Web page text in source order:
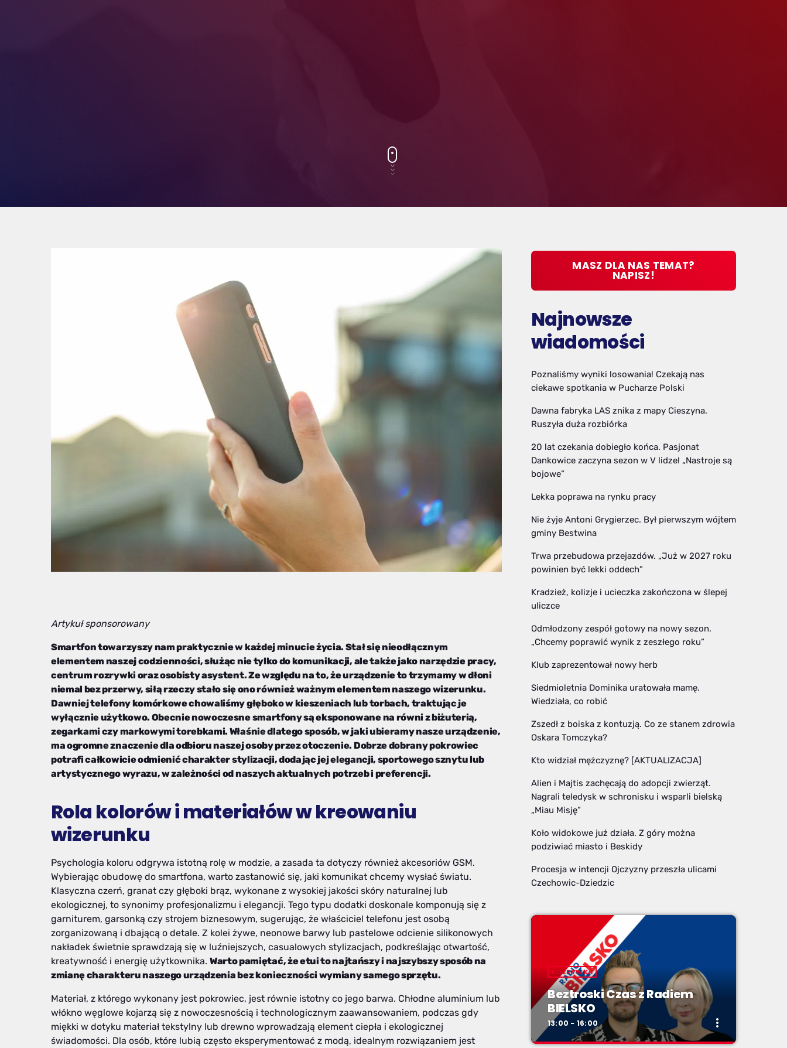
Artykuł sponsorowany
Smartfon towarzyszy nam praktycznie w każdej minucie życia. Stał się nieodłącznym
elementem naszej codzienności, służąc nie tylko do komunikacji, ale także jako narzędzie pracy,
centrum rozrywki oraz osobisty asystent. Ze względu na to, że urządzenie to trzymamy w dłoni
niemal bez przerwy, siłą rzeczy stało się ono również ważnym elementem naszego wizerunku.
Dawniej telefony komórkowe chowaliśmy głęboko w kieszeniach lub torbach, traktując je
wyłącznie użytkowo. Obecnie nowoczesne smartfony są eksponowane na równi z biżuterią,
zegarkami czy markowymi torebkami. Właśnie dlatego sposób, w jaki ubieramy nasze urządzenie,
ma ogromne znaczenie dla odbioru naszej osoby przez otoczenie. Dobrze dobrany pokrowiec
potrafi całkowicie odmienić charakter stylizacji, dodając jej elegancji, sportowego sznytu lub
artystycznego wyrazu, w zależności od naszych aktualnych potrzeb i preferencji.
Rola kolorów i materiałów w kreowaniu
wizerunku
Psychologia koloru odgrywa istotną rolę w modzie, a zasada ta dotyczy również akcesoriów GSM.
Wybierając obudowę do smartfona, warto zastanowić się, jaki komunikat chcemy wysłać światu.
Klasyczna czerń, granat czy głęboki brąz, wykonane z wysokiej jakości skóry naturalnej lub
ekologicznej, to synonimy profesjonalizmu i elegancji. Tego typu dodatki doskonale komponują się z
garniturem, garsonką czy strojem biznesowym, sugerując, że właściciel telefonu jest osobą
zorganizowaną i dbającą o detale. Z kolei żywe, neonowe barwy lub pastelowe odcienie silikonowych
nakładek świetnie sprawdzają się w luźniejszych, casualowych stylizacjach, podkreślając otwartość,
kreatywność i energię użytkownika. Warto pamiętać, że etui to najtańszy i najszybszy sposób na
zmianę charakteru naszego urządzenia bez konieczności wymiany samego sprzętu.
Materiał, z którego wykonany jest pokrowiec, jest równie istotny co jego barwa. Chłodne aluminium lub
włókno węglowe kojarzą się z nowoczesnością i technologicznym zaawansowaniem, podczas gdy
miękki w dotyku materiał tekstylny lub drewno wprowadzają element ciepła i ekologicznej
świadomości. Dla osób, które lubią często eksperymentować z modą, idealnym rozwiązaniem jest
MASZ DLA NAS TEMAT?
NAPISZ!
Najnowsze
wiadomości
Poznaliśmy wyniki losowania! Czekają nas
ciekawe spotkania w Pucharze Polski
Dawna fabryka LAS znika z mapy Cieszyna.
Ruszyła duża rozbiórka
20 lat czekania dobiegło końca. Pasjonat
Dankowice zaczyna sezon w V lidze! „Nastroje są
bojowe”
Lekka poprawa na rynku pracy
Nie żyje Antoni Grygierzec. Był pierwszym wójtem
gminy Bestwina
Trwa przebudowa przejazdów. „Już w 2027 roku
powinien być lekki oddech”
Kradzież, kolizje i ucieczka zakończona w ślepej
uliczce
Odmłodzony zespół gotowy na nowy sezon.
„Chcemy poprawić wynik z zeszłego roku”
Klub zaprezentował nowy herb
Siedmioletnia Dominika uratowała mamę.
Wiedziała, co robić
Zszedł z boiska z kontuzją. Co ze stanem zdrowia
Oskara Tomczyka?
Kto widział mężczyznę? [AKTUALIZACJA]
Alien i Majtis zachęcają do adopcji zwierząt.
Nagrali teledysk w schronisku i wsparli bielską
„Miau Misję”
Koło widokowe już działa. Z góry można
podziwiać miasto i Beskidy
Procesja w intencji Ojczyzny przeszła ulicami
Czechowic-Dziedzic
ROZRYWKA
Beztroski Czas z Radiem
BIELSKO
13:00 - 16:00 more_vert